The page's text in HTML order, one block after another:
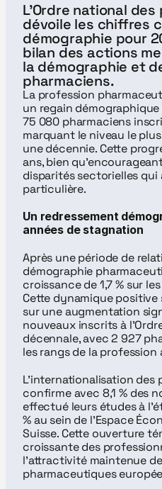
L’Ordre national
dévoile les chiffres
démographie pour
bilan des actions
la démographie et
pharmaciens.
La profession
un regain
75 080 pharmaciens
marquant le niveau le
une décennie. Cette
ans, bien
disparités sectorielles
particulière.
Un redressement
années de stagnation
Après une période de
démographie
croissance de 1,7 % sur
Cette dynamique
sur une augmentation
nouveaux inscrits à
décennale, avec 2 927
les rangs de la profession
L’internationalisation
confirme avec 8,1 % des
effectué leurs études à
% au sein de l’Espace
Suisse. Cette ouverture
croissante des
l’attractivité maintenue
pharmaceutiques